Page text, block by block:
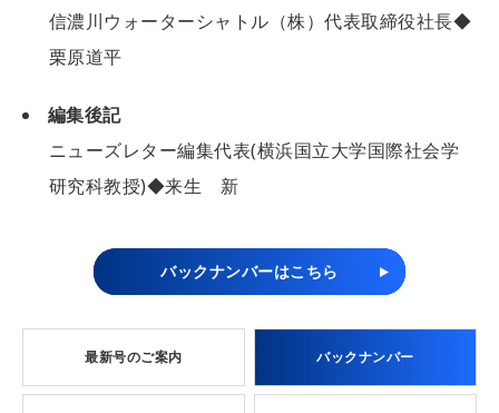
信濃川ウォーターシャトル（株）代表取締役社長◆
栗原道平
編集後記
ニューズレター編集代表(横浜国立大学国際社会学
研究科教授)◆来生 新
バックナンバーはこちら
最新号のご案内 バックナンバー